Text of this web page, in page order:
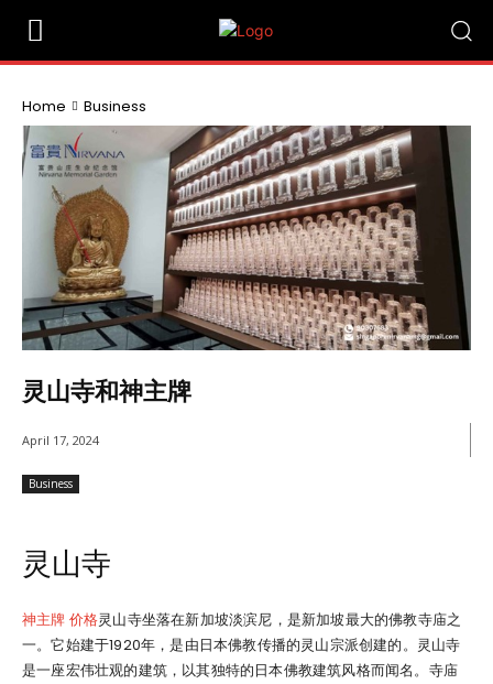
Home Business
灵山寺和神主牌
April 17, 2024
Business
灵山寺
神主牌 价格灵山寺坐落在新加坡淡滨尼，是新加坡最大的佛教寺庙之
一。它始建于1920年，是由日本佛教传播的灵山宗派创建的。灵山寺
是一座宏伟壮观的建筑，以其独特的日本佛教建筑风格而闻名。寺庙